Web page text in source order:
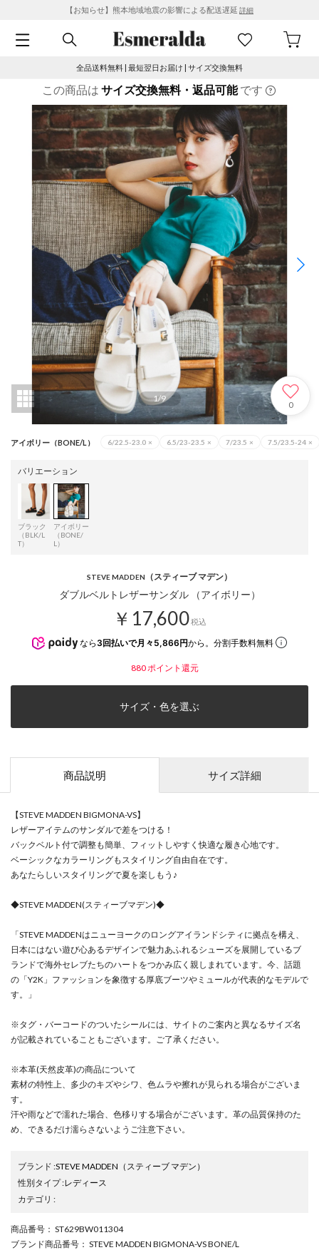
【お知らせ】熊本地域地震の影響による配送遅延 詳細
全品送料無料 | 最短翌日お届け | サイズ交換無料
この商品は サイズ交換無料・返品可能です
1/9
0
アイボリー（BONE/L） 6/22.5-23.0 × 6.5/23-23.5 × 7/23.5 × 7.5/23.5-24 ×
バリエーション
ブラック
（BLK/L
T）
アイボリー
（BONE/
L）
STEVE MADDEN （スティーブ マデン）
ダブルベルトレザーサンダル （アイボリー）
￥17,600税込
なら 3回払いで月々5,866円から。分割手数料無料
880 ポイント還元
サイズ・色を選ぶ
商品説明 サイズ詳細
【STEVE MADDEN BIGMONA-VS】
レザーアイテムのサンダルで差をつける！
バックベルト付で調整も簡単、フィットしやすく快適な履き心地です。
ベーシックなカラーリングもスタイリング自由自在です。
あなたらしいスタイリングで夏を楽しもう♪
◆STEVE MADDEN(スティーブマデン)◆
「STEVE MADDENはニューヨークのロングアイランドシティに拠点を構え、
日本にはない遊び心あるデザインで魅力あふれるシューズを展開しているブ
ランドで海外セレブたちのハートをつかみ広く親しまれています。今、話題
の「Y2K」ファッションを象徴する厚底ブーツやミュールが代表的なモデルで
す。」
※タグ・バーコードのついたシールには、サイトのご案内と異なるサイズ名
が記載されていることもございます。ご了承ください。
※本革(天然皮革)の商品について
素材の特性上、多少のキズやシワ、色ムラや擦れが見られる場合がございま
す。
汗や雨などで濡れた場合、色移りする場合がございます。革の品質保持のた
め、できるだけ濡らさないようご注意下さい。
ブランド :STEVE MADDEN （スティーブ マデン）
性別タイプ:レディース
カテゴリ :
商品番号 ： ST629BW011304
ブランド商品番号 ： STEVE MADDEN BIGMONA-VS BONE/L